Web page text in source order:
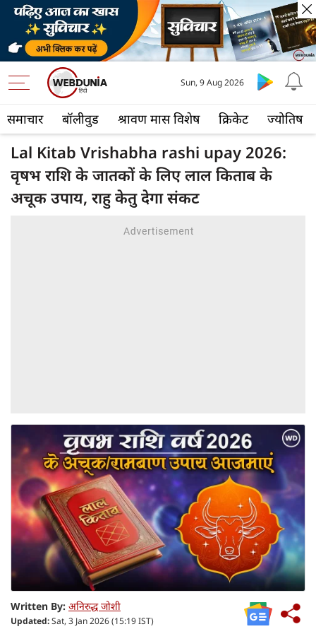
समाचार बॉलीवुड श्रावण मास विशेष क्रिकेट ज्योतिष
Sun, 9 Aug 2026
Lal Kitab Vrishabha rashi upay 2026:
वृषभ राशि के जातकों के लिए लाल किताब के
अचूक उपाय, राहु केतु देगा संकट
Written By: अनिरुद्ध जोशी
Updated:Sat, 3 Jan 2026 (15:19 IST)